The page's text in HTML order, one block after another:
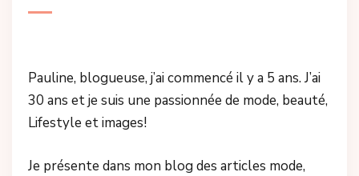
Pauline, blogueuse, j’ai commencé il y a 5 ans. J’ai
30 ans et je suis une passionnée de mode, beauté,
Lifestyle et images!
Je présente dans mon blog des articles mode,